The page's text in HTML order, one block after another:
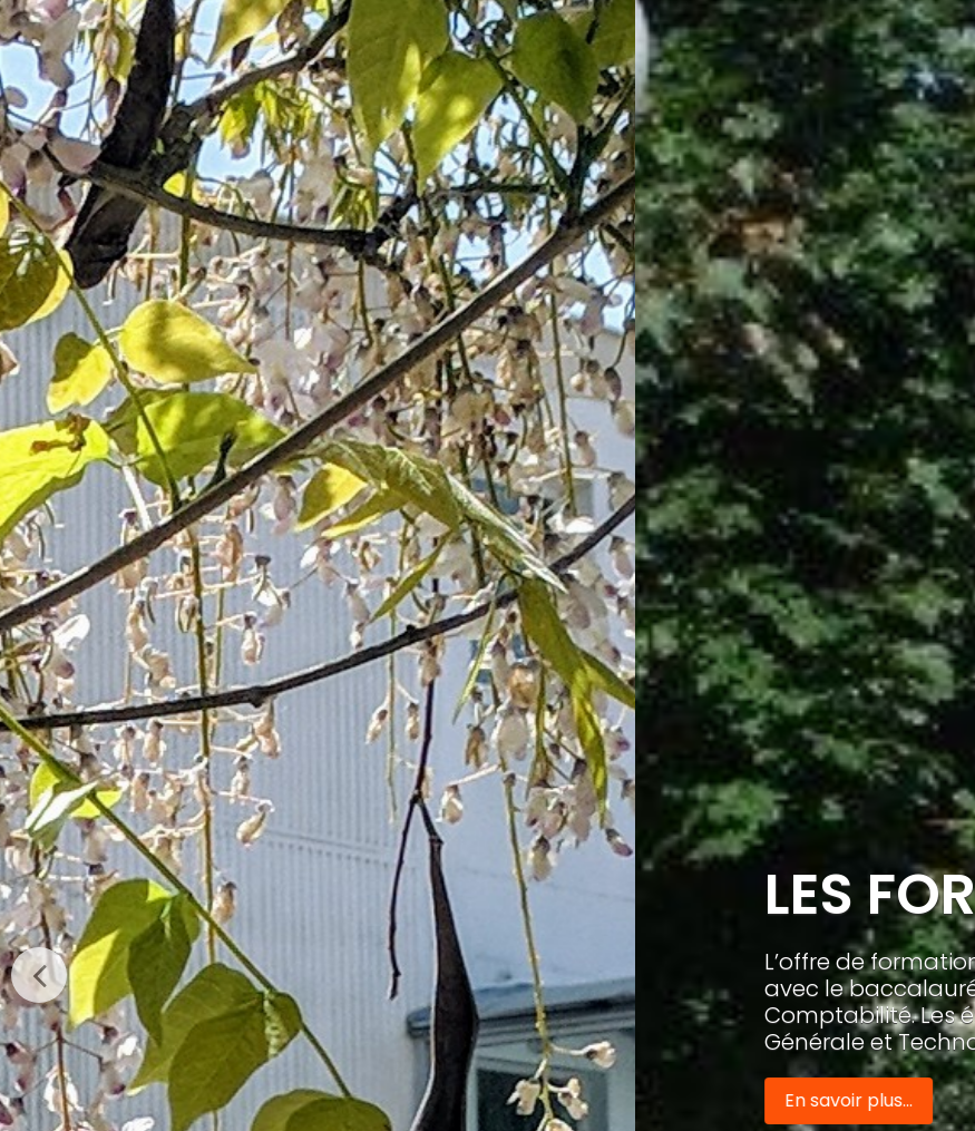
LES FORMATIONS
L’offre de formation du lycée est composée de la voie générale et
avec le baccalauréat professionnel Accompagnement Soins et Services à la
Comptabilité. Les élèves ont, dans la voie générale, la possibilité de suivre le
Générale et Technologique : La…
En savoir plus...